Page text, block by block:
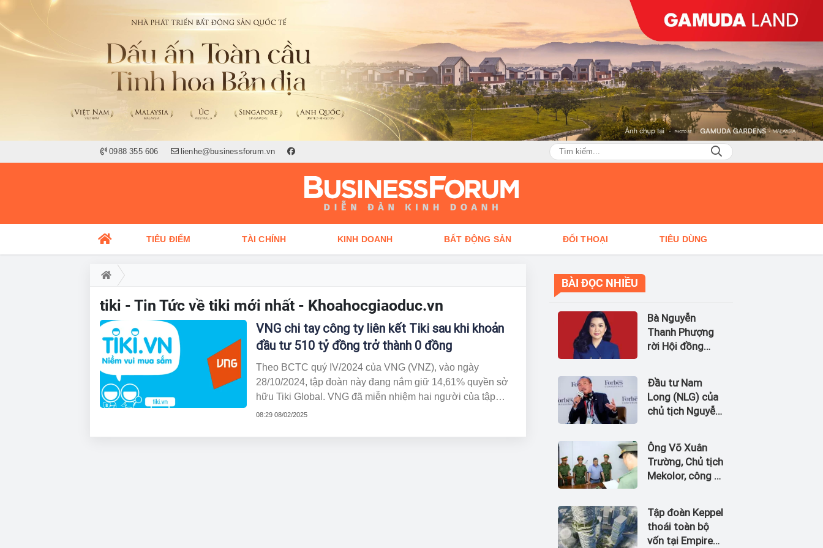
0988 355 606 lienhe@businessforum.vn
TIÊU ĐIỂM TÀI CHÍNH KINH DOANH BẤT ĐỘNG SẢN ĐỐI THOẠI TIÊU DÙNG
tiki - Tin Tức về tiki mới nhất - Khoahocgiaoduc.vn
VNG chi tay công ty liên kết Tiki sau khi khoản
đầu tư 510 tỷ đồng trở thành 0 đồng
Theo BCTC quý IV/2024 của VNG (VNZ), vào ngày
28/10/2024, tập đoàn này đang nắm giữ 14,61% quyền sở
hữu Tiki Global. VNG đã miễn nhiệm hai người của tập
đoàn trong Ban Giám đốc của Tiki Global và không còn ảnh
08:29 08/02/2025
BÀI ĐỌC NHIỀU
Bà Nguyễn
Thanh Phượng
rời Hội đồng
hàng Bản Việt
(BVBank)
Đầu tư Nam
Long (NLG) của
chủ tịch Nguyễn
kiến bán quỹ đất
tại dự án
Waterpoint,
Izumi City
Ông Võ Xuân
Trường, Chủ tịch
Mekolor, công ty
đường sắt cao
tốc Bắc Nam bị
Tập đoàn Keppel
thoái toàn bộ
vốn tại Empire